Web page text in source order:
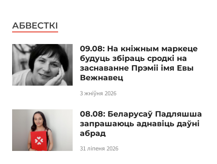
АБВЕСТКІ
09.08: На кніжным маркеце
будуць збіраць сродкі на
заснаванне Прэміі імя Евы
Вежнавец
3 жніўня 2026
08.08: Беларусаў Падляшша
запрашаюць аднавіць даўні
абрад
31 ліпеня 2026